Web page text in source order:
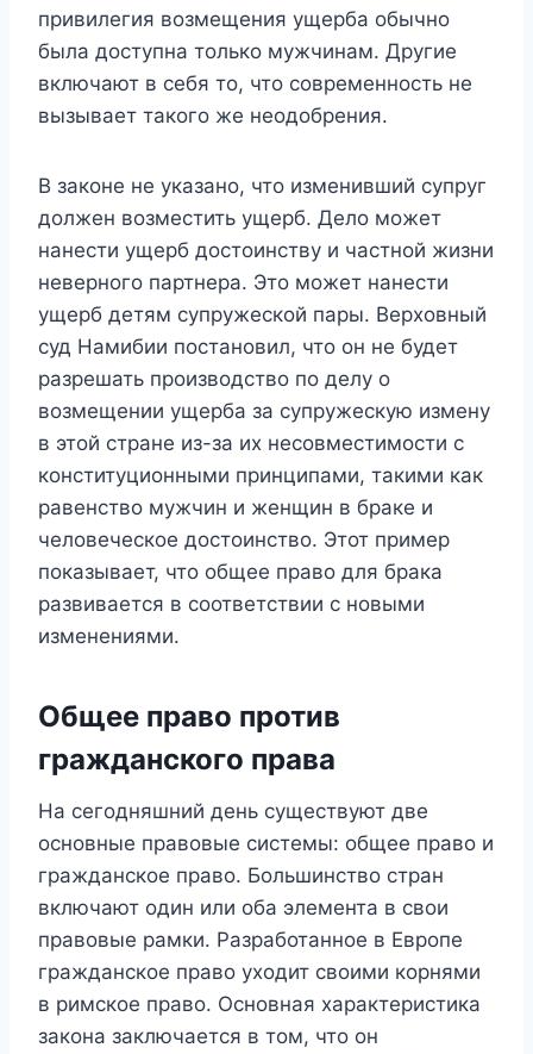
привилегия возмещения ущерба обычно
была доступна только мужчинам. Другие
включают в себя то, что современность не
вызывает такого же неодобрения.
В законе не указано, что изменивший супруг
должен возместить ущерб. Дело может
нанести ущерб достоинству и частной жизни
неверного партнера. Это может нанести
ущерб детям супружеской пары. Верховный
суд Намибии постановил, что он не будет
разрешать производство по делу о
возмещении ущерба за супружескую измену
в этой стране из-за их несовместимости с
конституционными принципами, такими как
равенство мужчин и женщин в браке и
человеческое достоинство. Этот пример
показывает, что общее право для брака
развивается в соответствии с новыми
изменениями.
Общее право против
гражданского права
На сегодняшний день существуют две
основные правовые системы: общее право и
гражданское право. Большинство стран
включают один или оба элемента в свои
правовые рамки. Разработанное в Европе
гражданское право уходит своими корнями
в римское право. Основная характеристика
закона заключается в том, что он